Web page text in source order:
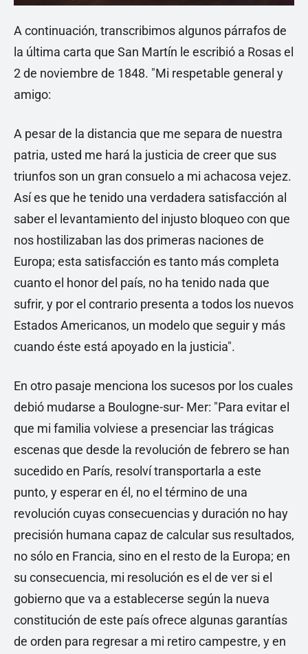
A continuación, transcribimos algunos párrafos de
la última carta que San Martín le escribió a Rosas el
2 de noviembre de 1848. "Mi respetable general y
amigo:
A pesar de la distancia que me separa de nuestra
patria, usted me hará la justicia de creer que sus
triunfos son un gran consuelo a mi achacosa vejez.
Así es que he tenido una verdadera satisfacción al
saber el levantamiento del injusto bloqueo con que
nos hostilizaban las dos primeras naciones de
Europa; esta satisfacción es tanto más completa
cuanto el honor del país, no ha tenido nada que
sufrir, y por el contrario presenta a todos los nuevos
Estados Americanos, un modelo que seguir y más
cuando éste está apoyado en la justicia".
En otro pasaje menciona los sucesos por los cuales
debió mudarse a Boulogne-sur- Mer: "Para evitar el
que mi familia volviese a presenciar las trágicas
escenas que desde la revolución de febrero se han
sucedido en París, resolví transportarla a este
punto, y esperar en él, no el término de una
revolución cuyas consecuencias y duración no hay
precisión humana capaz de calcular sus resultados,
no sólo en Francia, sino en el resto de la Europa; en
su consecuencia, mi resolución es el de ver si el
gobierno que va a establecerse según la nueva
constitución de este país ofrece algunas garantías
de orden para regresar a mi retiro campestre, y en